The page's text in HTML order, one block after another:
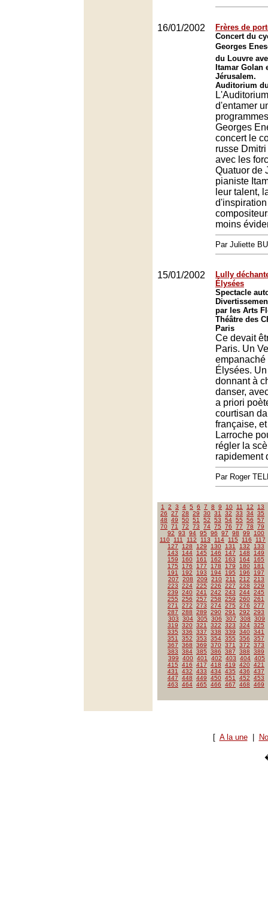
16/01/2002
Frères de
Concert du
Georges
du Louvre
Itamar Golan
Jérusalem.
Auditorium
d'entamer
Georges
concert le
russe
avec les
Quatuor de
pianiste
leur talent,
moins
Par Juliette
15/01/2002
Lully
Élysées
Spectacle
par les Arts
Théâtre des
Paris
Ce devait
Paris. Un
Élysées.
donnant à
danser,
a priori
courtisan
française,
Larroche
régler la
rapidement
Par Roger
1 2 3 4 5 6 7 8 9 10 11 12
13
26
27 28 29 30 31 32 33 34 35
48
49 50 51 52 53 54 55 56
57
70 71 72 73 74 75 76 77 78
79
92
93 94 95 96 97 98 99
100
110
111 112 113 114 115 116
117
127
128 129 130 131 132
133
143
144 145 146 147 148
149
159
160 161 162 163 164
165
175
176 177 178 179 180
181
191
192 193 194 195 196
197
207
208 209 210 211 212
213
223
224 225 226 227 228
229
239
240 241 242 243 244 245
255
256 257 258 259 260 261
271
272 273 274 275 276
277
287
288 289 290 291 292
293
303
304 305 306 307 308
309
319
320 321 322 323 324 325
335
336 337 338 339 340 341
351
352 353 354 355 356
357
367
368 369 370 371 372
373
383
384 385 386 387 388
389
399
400 401 402 403 404 405
415
416 417 418 419 420 421
431
432 433 434 435 436
437
447
448 449 450 451 452
453
463
464 465 466 467 468 469
[ A la une|